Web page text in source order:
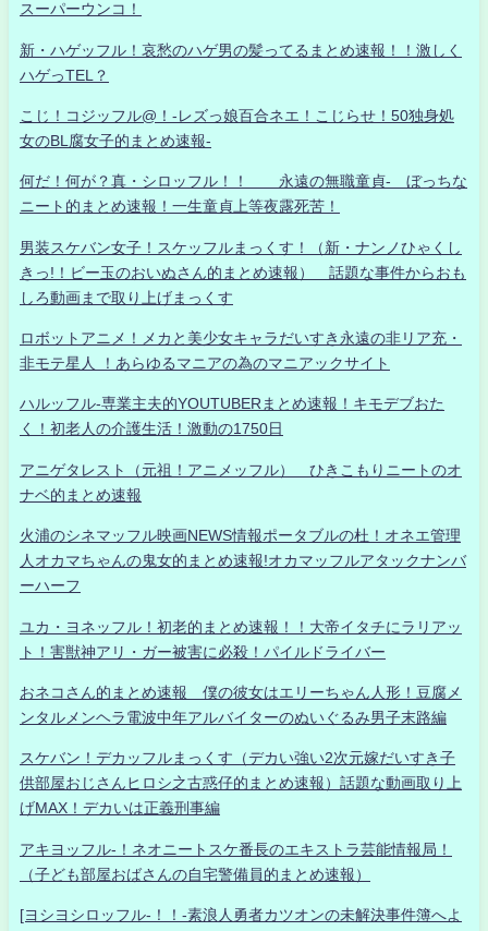
スーパーウンコ！
新・ハゲッフル！哀愁のハゲ男の髪ってるまとめ速報！！激しく
ハゲっTEL？
こじ！コジッフル@！-レズっ娘百合ネエ！こじらせ！50独身処
女のBL腐女子的まとめ速報-
何だ！何が？真・シロッフル！！ 永遠の無職童貞- ぼっちな
ニート的まとめ速報！一生童貞上等夜露死苦！
男装スケバン女子！スケッフルまっくす！（新・ナンノひゃくし
きっ!！ビー玉のおいぬさん的まとめ速報） 話題な事件からおも
しろ動画まで取り上げまっくす
ロボットアニメ！メカと美少女キャラだいすき永遠の非リア充・
非モテ星人 ！あらゆるマニアの為のマニアックサイト
ハルッフル-専業主夫的YOUTUBERまとめ速報！キモデブおた
く！初老人の介護生活！激動の1750日
アニゲタレスト（元祖！アニメッフル） ひきこもりニートのオ
ナベ的まとめ速報
火浦のシネマッフル映画NEWS情報ポータブルの杜！オネエ管理
人オカマちゃんの鬼女的まとめ速報!オカマッフルアタックナンバ
ーハーフ
ユカ・ヨネッフル！初老的まとめ速報！！大帝イタチにラリアッ
ト！害獣神アリ・ガー被害に必殺！パイルドライバー
おネコさん的まとめ速報 僕の彼女はエリーちゃん人形！豆腐メ
ンタルメンヘラ電波中年アルバイターのぬいぐるみ男子末路編
スケバン！デカッフルまっくす（デカい強い2次元嫁だいすき子
供部屋おじさんヒロシ之古惑仔的まとめ速報）話題な動画取り上
げMAX！デカいは正義刑事編
アキヨッフル-！ネオニートスケ番長のエキストラ芸能情報局！
（子ども部屋おばさんの自宅警備員的まとめ速報）
[ヨシヨシロッフル-！！-素浪人勇者カツオンの未解決事件簿へよ